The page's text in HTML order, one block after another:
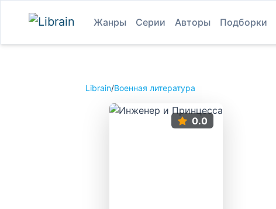
Жанры Серии Авторы Подборки
Librain/Военная литература
0.0